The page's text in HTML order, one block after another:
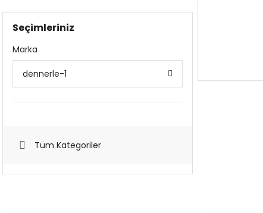
Seçimleriniz
Marka
dennerle-1
Tüm Kategoriler